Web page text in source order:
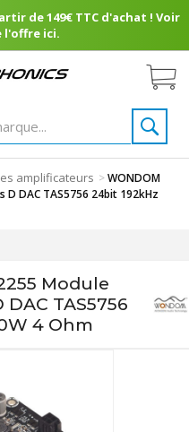
de 149€ TTC d'achat ! Voir
l'offre ici.
amplificateurs >WONDOM
DAC TAS5756 24bit 192kHz
Module
TAS5756
4 Ohm